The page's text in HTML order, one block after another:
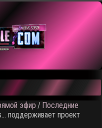
откртытого
эфир / Последние
поддерживает проект